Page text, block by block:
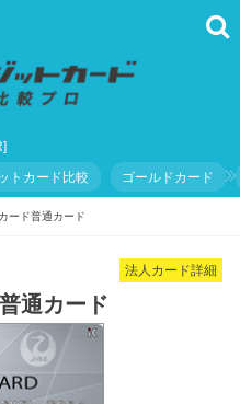
トカード比較 ゴールドカード
ード普通カード
法人カード詳細
通カード